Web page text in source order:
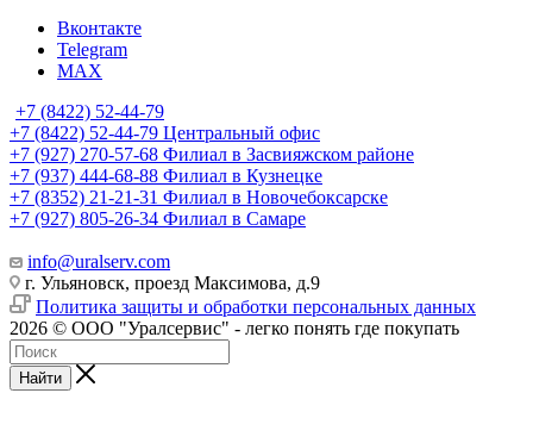
Вконтакте
Telegram
MAX
+7 (8422) 52-44-79
+7 (8422) 52-44-79 Центральный офис
+7 (927) 270-57-68 Филиал в Засвияжском районе
+7 (937) 444-68-88 Филиал в Кузнецке
+7 (8352) 21-21-31 Филиал в Новочебоксарске
+7 (927) 805-26-34 Филиал в Самаре
info@uralserv.com
г. Ульяновск, проезд Максимова, д.9
Политика защиты и обработки персональных данных
2026 © ООО "Уралсервис" - легко понять где покупать
Найти